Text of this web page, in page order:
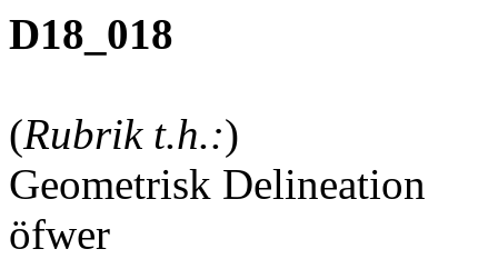
D18_018
(Rubrik t.h.:)
Geometrisk Delineation
öfwer